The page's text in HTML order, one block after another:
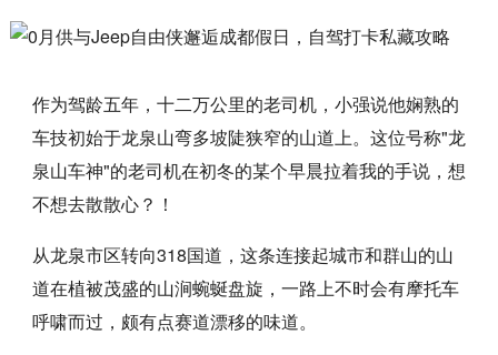
作为驾龄五年，十二万公里的老司机，小强说他娴熟的
车技初始于龙泉山弯多坡陡狭窄的山道上。这位号称"龙
泉山车神"的老司机在初冬的某个早晨拉着我的手说，想
不想去散散心？！
从龙泉市区转向318国道，这条连接起城市和群山的山
道在植被茂盛的山涧蜿蜒盘旋，一路上不时会有摩托车
呼啸而过，颇有点赛道漂移的味道。